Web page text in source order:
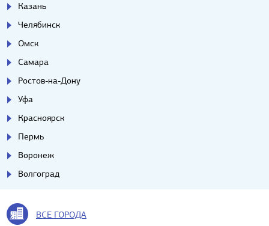
Казань
Челябинск
Омск
Самара
Ростов-на-Дону
Уфа
Красноярск
Пермь
Воронеж
Волгоград
ВСЕ ГОРОДА